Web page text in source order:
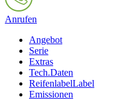
Anrufen
Angebot
Serie
Extras
Tech.Daten
ReifenlabelLabel
Emissionen